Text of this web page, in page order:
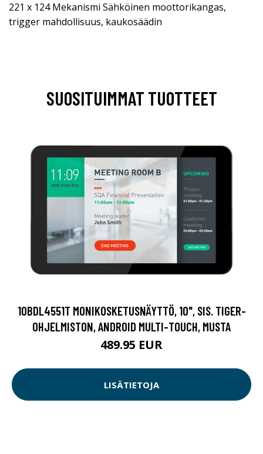
221 x 124 Mekanismi Sähköinen moottorikangas,
trigger mahdollisuus, kaukosäädin
SUOSITUIMMAT TUOTTEET
10BDL4551T MONIKOSKETUSNÄYTTÖ, 10", SIS. TIGER-
OHJELMISTON, ANDROID MULTI-TOUCH, MUSTA
489.95 EUR
LISÄTIETOJA